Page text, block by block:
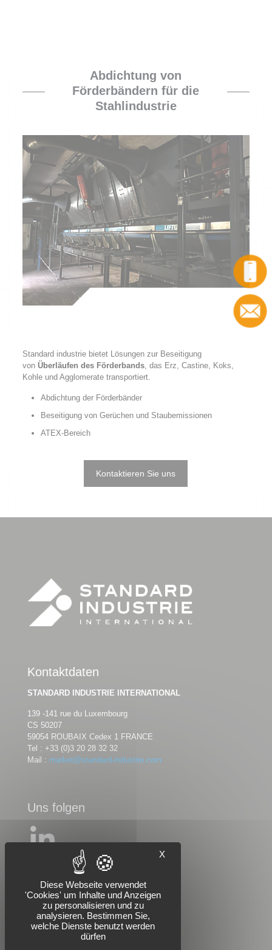
Abdichtung von
Förderbändern für die
Stahlindustrie
Standard industrie bietet Lösungen zur Beseitigung
von Überläufen des Förderbands, das Erz, Castine, Koks,
Kohle und Agglomerate transportiert.
Abdichtung der Förderbänder
Beseitigung von Gerüchen und Staubemissionen
ATEX-Bereich
Kontaktieren Sie uns
Kontaktdaten
STANDARD INDUSTRIE INTERNATIONAL
139 -141 rue du Luxembourg
CS 50207
59054 ROUBAIX Cedex 1 FRANCE
Tel : +33 (0)3 20 28 32 32
Mail : market@standard-industrie.com
Uns folgen
X
Diese Webseite verwendet
'Cookies' um Inhalte und Anzeigen
zu personalisieren und zu
analysieren. Bestimmen Sie,
welche Dienste benutzt werden
dürfen